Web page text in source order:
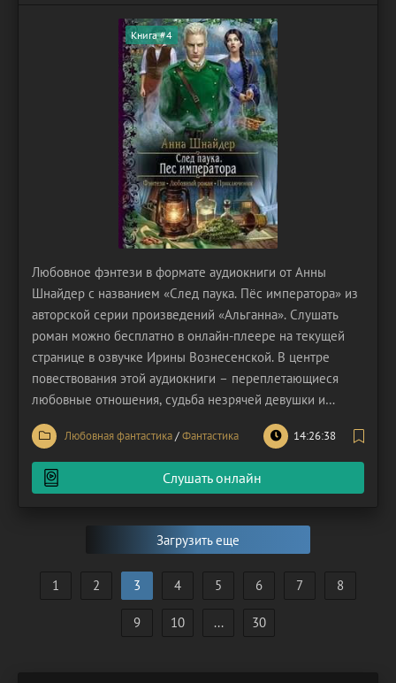
Книга #4
Любовное фэнтези в формате аудиокниги от Анны
Шнайдер с названием «След паука. Пёс императора» из
авторской серии произведений «Альганна». Слушать
роман можно бесплатно в онлайн-плеере на текущей
странице в озвучке Ирины Вознесенской. В центре
повествования этой аудиокниги – переплетающиеся
любовные отношения, судьба незрячей девушки и
мистические сновидения. Роман, разворачивающийся во
вселенной «Недостойной», знакомит слушателей с
историей Гектора Дайда, занимающего пост главного
дознавателя
Любовная фантастика/Фантастика 14:26:38
Слушать онлайн
Загрузить еще
1 2 3 4 5 6 7 8
9 10 ... 30